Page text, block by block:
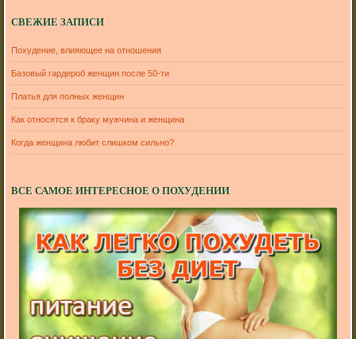
СВЕЖИЕ ЗАПИСИ
Похудение, влияющее на отношения
Базовый гардероб женщин после 50-ти
Платья для полных женщин
Как относятся к браку мужчина и женщина
Когда женщина любит слишком сильно?
ВСЕ САМОЕ ИНТЕРЕСНОЕ О ПОХУДЕНИИ